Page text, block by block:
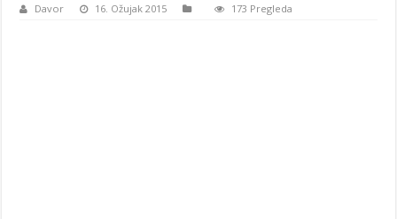
Davor 16. Ožujak 2015 173 Pregleda